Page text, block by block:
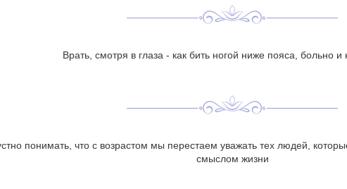
Врать, смотря в глаза - как бить ногой ниже пояса, больно
понимать, что с возрастом мы перестаем уважать тех людей,
смыслом жизни